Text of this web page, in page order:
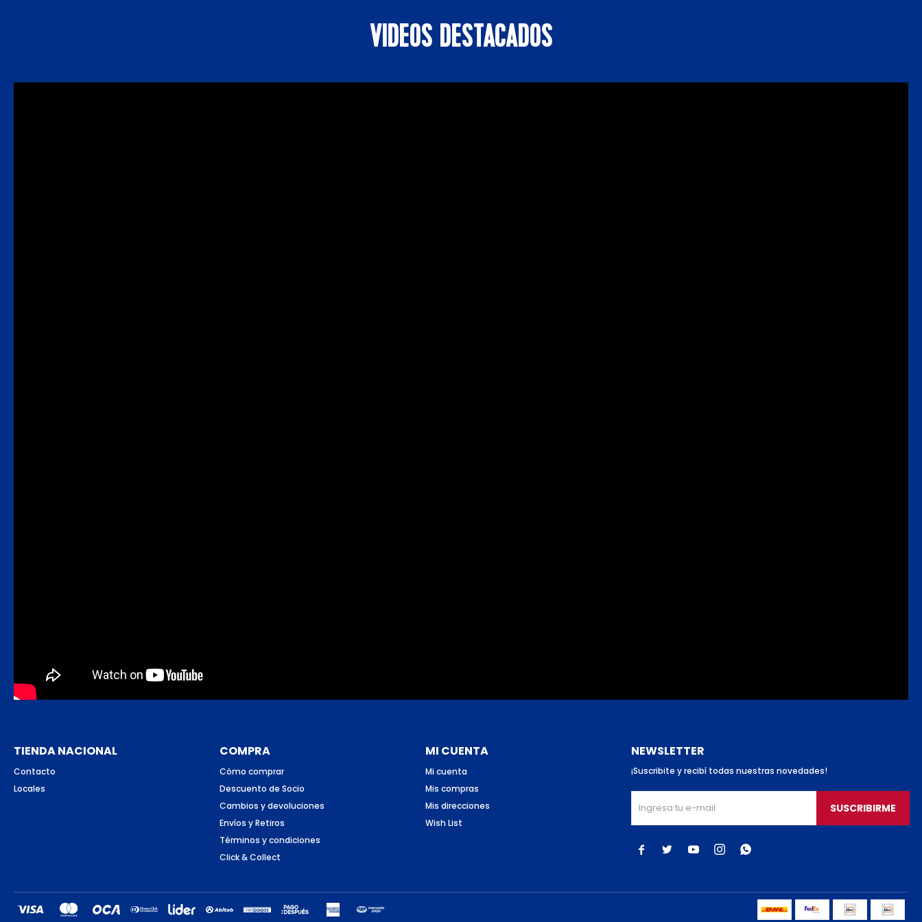
VIDEOS DESTACADOS
TIENDA NACIONAL
Contacto
Locales
COMPRA
Cómo comprar
Descuento de Socio
Cambios y devoluciones
Envíos y Retiros
Términos y condiciones
Click & Collect
MI CUENTA
Mi cuenta
Mis compras
Mis direcciones
Wish List
NEWSLETTER
¡Suscribite y recibí todas nuestras novedades!
SUSCRIBIRME
    